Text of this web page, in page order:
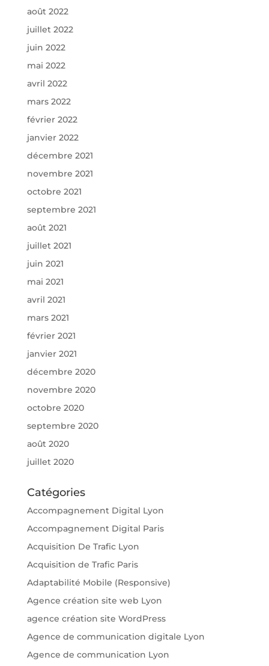
août 2022
juillet 2022
juin 2022
mai 2022
avril 2022
mars 2022
février 2022
janvier 2022
décembre 2021
novembre 2021
octobre 2021
septembre 2021
août 2021
juillet 2021
juin 2021
mai 2021
avril 2021
mars 2021
février 2021
janvier 2021
décembre 2020
novembre 2020
octobre 2020
septembre 2020
août 2020
juillet 2020
Catégories
Accompagnement Digital Lyon
Accompagnement Digital Paris
Acquisition De Trafic Lyon
Acquisition de Trafic Paris
Adaptabilité Mobile (Responsive)
Agence création site web Lyon
agence création site WordPress
Agence de communication digitale Lyon
Agence de communication Lyon